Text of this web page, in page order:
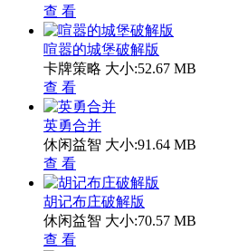
查 看
喧嚣的城堡破解版
卡牌策略 大小:52.67 MB
查 看
英勇合并
休闲益智 大小:91.64 MB
查 看
胡记布庄破解版
休闲益智 大小:70.57 MB
查 看